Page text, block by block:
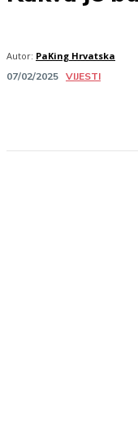
Autor: PaKing Hrvatska
07/02/2025 VIJESTI